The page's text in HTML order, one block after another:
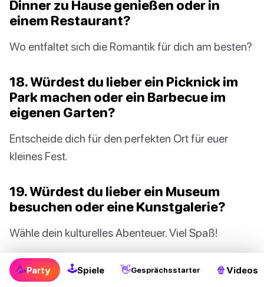
Dinner zu Hause genießen oder in
einem Restaurant?
Wo entfaltet sich die Romantik für dich am besten?
18. Würdest du lieber ein Picknick im
Park machen oder ein Barbecue im
eigenen Garten?
Entscheide dich für den perfekten Ort für euer
kleines Fest.
19. Würdest du lieber ein Museum
besuchen oder eine Kunstgalerie?
Wähle dein kulturelles Abenteuer. Viel Spaß!
20. Würdest du lieber zusammen
Tanzstunden nehmen oder Karaoke-
🥳Party 🕹Spiele 👋Gesprächsstarter 🍿 Videos